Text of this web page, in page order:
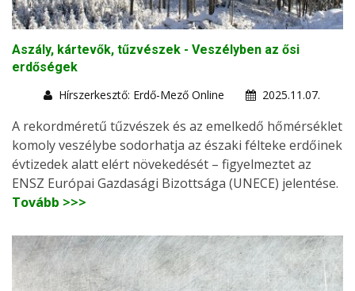
Aszály, kártevők, tűzvészek - Veszélyben az ősi
erdőségek
Hírszerkesztő: Erdő-Mező Online
2025.11.07.
A rekordméretű tűzvészek és az emelkedő hőmérséklet
komoly veszélybe sodorhatja az északi félteke erdőinek
évtizedek alatt elért növekedését – figyelmeztet az
ENSZ Európai Gazdasági Bizottsága (UNECE) jelentése.
Tovább >>>